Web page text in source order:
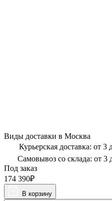
Виды доставки в Москва
Курьерская доставка: от 3
Самовывоз со склада: от 3
Под заказ
174 390₽
В корзину